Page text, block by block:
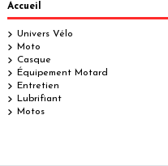
Accueil
Univers Vélo
Moto
Casque
Équipement Motard
Entretien
Lubrifiant
Motos